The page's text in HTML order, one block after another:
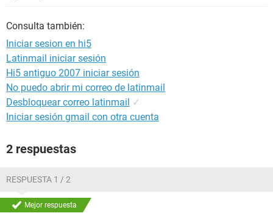
Consulta también:
Iniciar sesion en hi5
Latinmail iniciar sesión
Hi5 antiguo 2007 iniciar sesión
No puedo abrir mi correo de latinmail
Desbloquear correo latinmail ✓
Iniciar sesión gmail con otra cuenta
2 respuestas
RESPUESTA 1 / 2
Mejor respuesta